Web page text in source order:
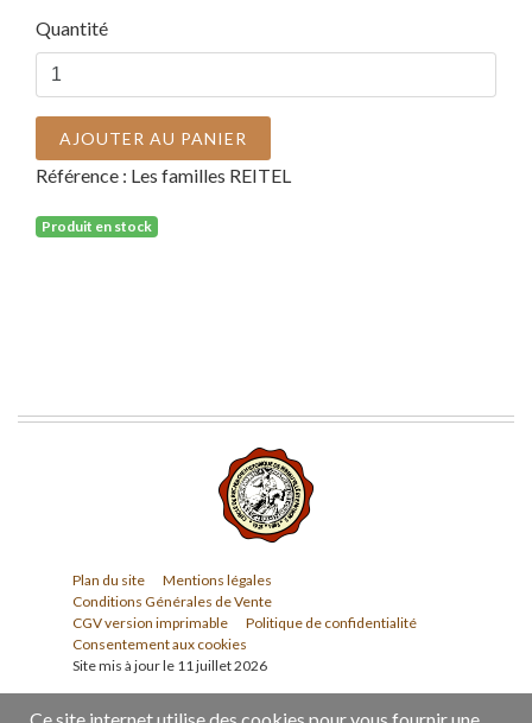
Quantité
AJOUTER AU PANIER
Référence : Les familles REITEL
Produit en stock
Plan du site
Mentions légales
Conditions Générales de Vente
CGV version imprimable
Politique de confidentialité
Consentement aux cookies
Site mis à jour le 11 juillet 2026